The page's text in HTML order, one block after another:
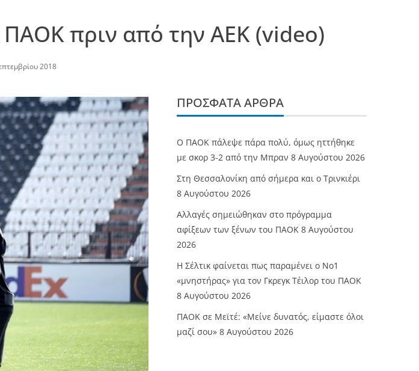
πριν από την ΑΕΚ (video)
2018
ΠΡΌΣΦΑΤΑ ΆΡΘΡΑ
Ο ΠΑΟΚ πάλεψε πάρα πολύ, όμως ηττήθηκε
με σκορ 3-2 από την Μπραν 8 Αυγούστου 2026
Στη Θεσσαλονίκη από σήμερα και ο Τρινκιέρι
8 Αυγούστου 2026
Αλλαγές σημειώθηκαν στο πρόγραμμα
αφίξεων των ξένων του ΠΑΟΚ 8 Αυγούστου
2026
Η Σέλτικ φαίνεται πως παραμένει ο Νο1
«μνηστήρας» για τον Γκρεγκ Τέιλορ του ΠΑΟΚ
8 Αυγούστου 2026
ΠΑΟΚ σε Μεϊτέ: «Μείνε δυνατός, είμαστε όλοι
μαζί σου» 8 Αυγούστου 2026